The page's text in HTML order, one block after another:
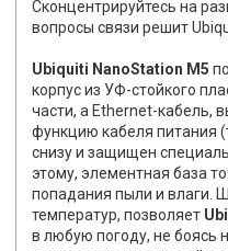
Сконцентрируйтесь на
вопросы связи решит
Ubiquiti NanoStation M5
корпус из УФ-стойкого
части, а Ethernet-кабель,
функцию кабеля питания
снизу и защищен
этому, элементная база
попадания пыли и влаги.
температур, позволяет
в любую погоду, не боясь